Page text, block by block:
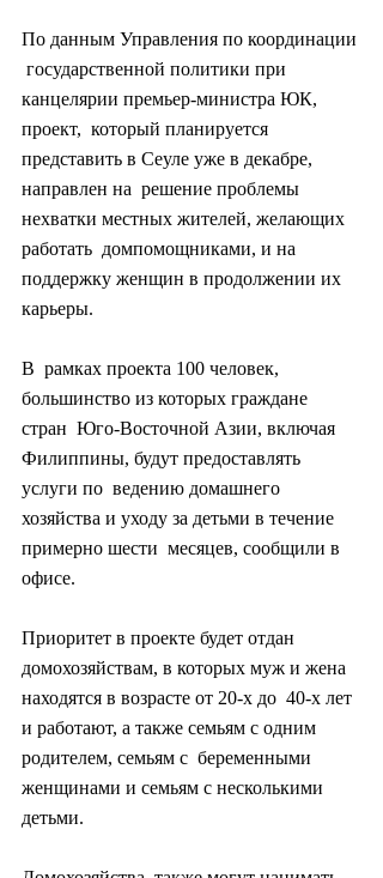
По данным Управления по координации
государственной политики при
канцелярии премьер-министра ЮК,
проект,  который планируется
представить в Сеуле уже в декабре,
направлен на  решение проблемы
нехватки местных жителей, желающих
работать  домпомощниками, и на
поддержку женщин в продолжении их
карьеры.
В  рамках проекта 100 человек,
большинство из которых граждане
стран  Юго-Восточной Азии, включая
Филиппины, будут предоставлять
услуги по  ведению домашнего
хозяйства и уходу за детьми в течение
примерно шести  месяцев, сообщили в
офисе.
Приоритет в проекте будет отдан
домохозяйствам, в которых муж и жена
находятся в возрасте от 20-х до  40-х лет
и работают, а также семьям с одним
родителем, семьям с  беременными
женщинами и семьям с несколькими
детьми.